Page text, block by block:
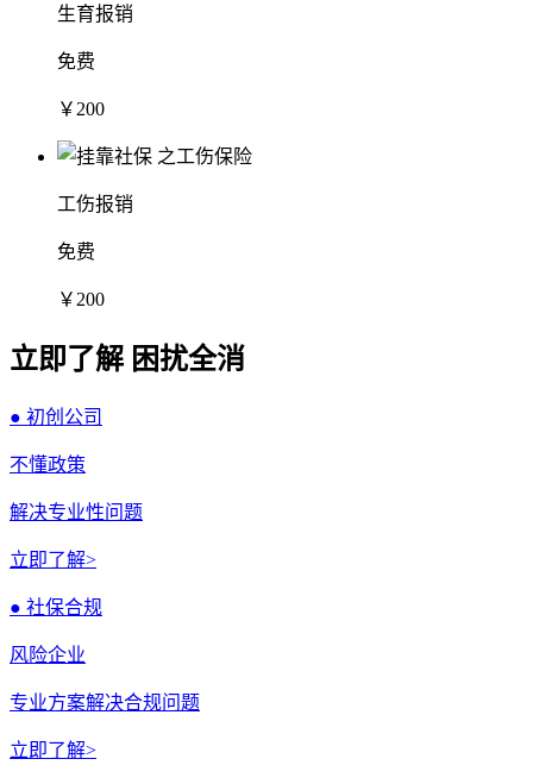
生育报销
免费
￥200
工伤报销
免费
￥200
立即了解 困扰全消
● 初创公司
不懂政策
解决专业性问题
立即了解>
● 社保合规
风险企业
专业方案解决合规问题
立即了解>